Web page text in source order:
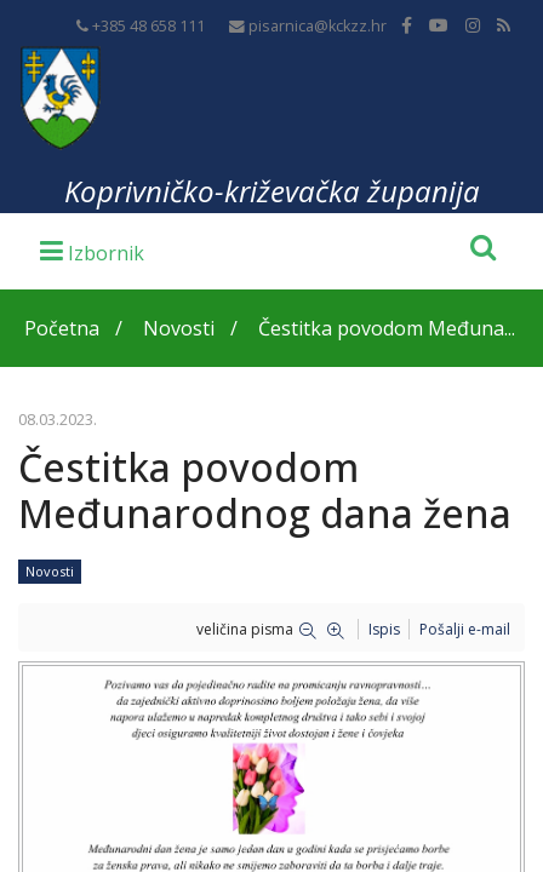
+385 48 658 111 pisarnica@kckzz.hr
Koprivničko-križevačka županija
Početna Novosti Čestitka povodom Međuna...
08.03.2023.
Čestitka povodom
Međunarodnog dana žena
Novosti
veličina pisma Ispis Pošalji e-mail